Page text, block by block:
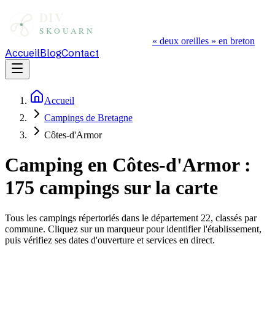
« deux oreilles » en breton
AccueilBlogContact
Accueil
Campings de Bretagne
Côtes-d'Armor
Camping en Côtes-d'Armor:
175 campings sur la carte
Tous les campings répertoriés dans le département 22, classés par
commune. Cliquez sur un marqueur pour identifier l'établissement,
puis vérifiez ses dates d'ouverture et services en direct.